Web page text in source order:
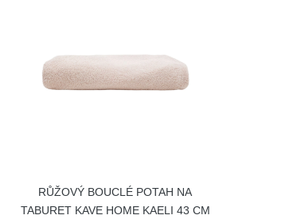
RŮŽOVÝ BOUCLÉ POTAH NA
TABURET KAVE HOME KAELI 43 CM